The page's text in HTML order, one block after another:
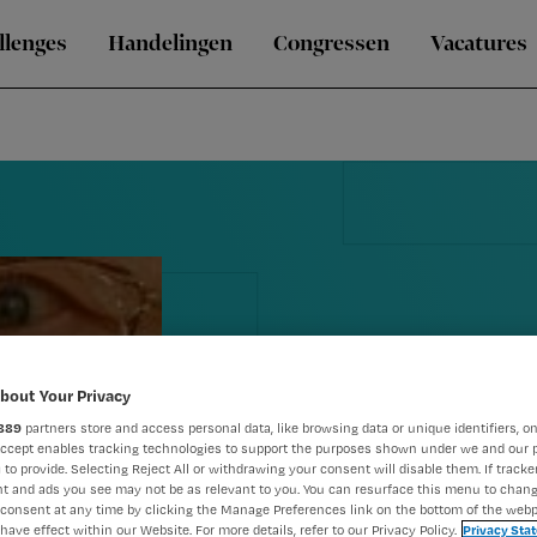
Handelingen Congressen Vacatures
over kosten
Your Privacy
partners store and access personal data, like browsing data or unique identifiers,
enables tracking technologies to support the purposes shown under we and our
to provide. Selecting Reject All or withdrawing your consent will disable them. If
and ads you see may not be as relevant to you. You can resurface this menu to
at any time by clicking the Manage Preferences link on the bottom of the
effect within our Website. For more details, refer to our Privacy Policy. Privacy